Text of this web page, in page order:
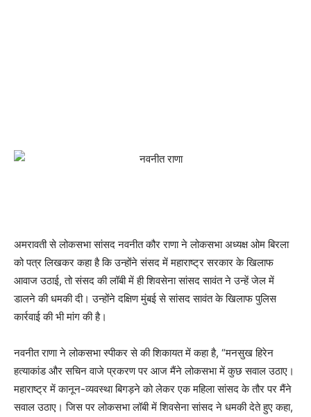
अमरावती से लोकसभा सांसद नवनीत कौर राणा ने लोकसभा अध्यक्ष ओम बिरला
को पत्र लिखकर कहा है कि उन्होंने संसद में महाराष्ट्र सरकार के खिलाफ
आवाज उठाई, तो संसद की लॉबी में ही शिवसेना सांसद सावंत ने उन्हें जेल में
डालने की धमकी दी। उन्होंने दक्षिण मुंबई से सांसद सावंत के खिलाफ पुलिस
कार्रवाई की भी मांग की है।
नवनीत राणा ने लोकसभा स्पीकर से की शिकायत में कहा है, “मनसुख हिरेन
हत्याकांड और सचिन वाजे प्रकरण पर आज मैंने लोकसभा में कुछ सवाल उठाए।
महाराष्ट्र में कानून-व्यवस्था बिगड़ने को लेकर एक महिला सांसद के तौर पर मैंने
सवाल उठाए। जिस पर लोकसभा लॉबी में शिवसेना सांसद ने धमकी देते हुए कहा,